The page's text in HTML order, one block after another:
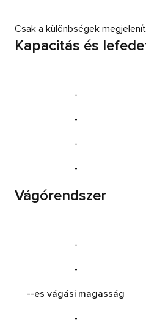
Csak a különbségek
Kapacitás és
-
-
-
-
Vágórendszer
-
-
--es vágási magasság
-